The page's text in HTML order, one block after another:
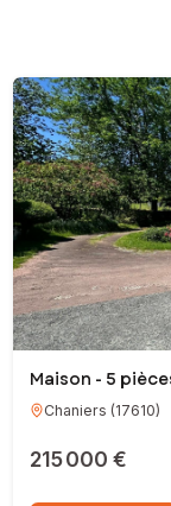
Maison - 5
Chaniers (17610)
215 000 €